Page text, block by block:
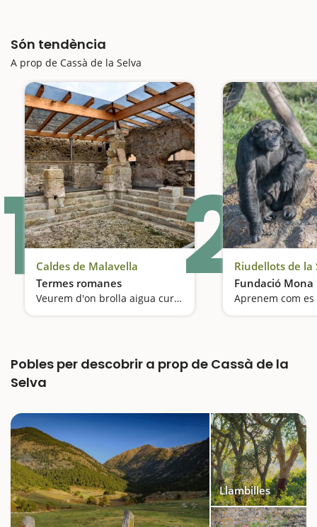
Són tendència
A prop de Cassà de la Selva
1 Caldes de Malavella
Termes romanes
Veurem d'on brolla aigua curativa des de l'època dels romans2Riudellots de la
Fundació Mona
Pobles per descobrir a prop de Cassà de la
Selva
Llambilles